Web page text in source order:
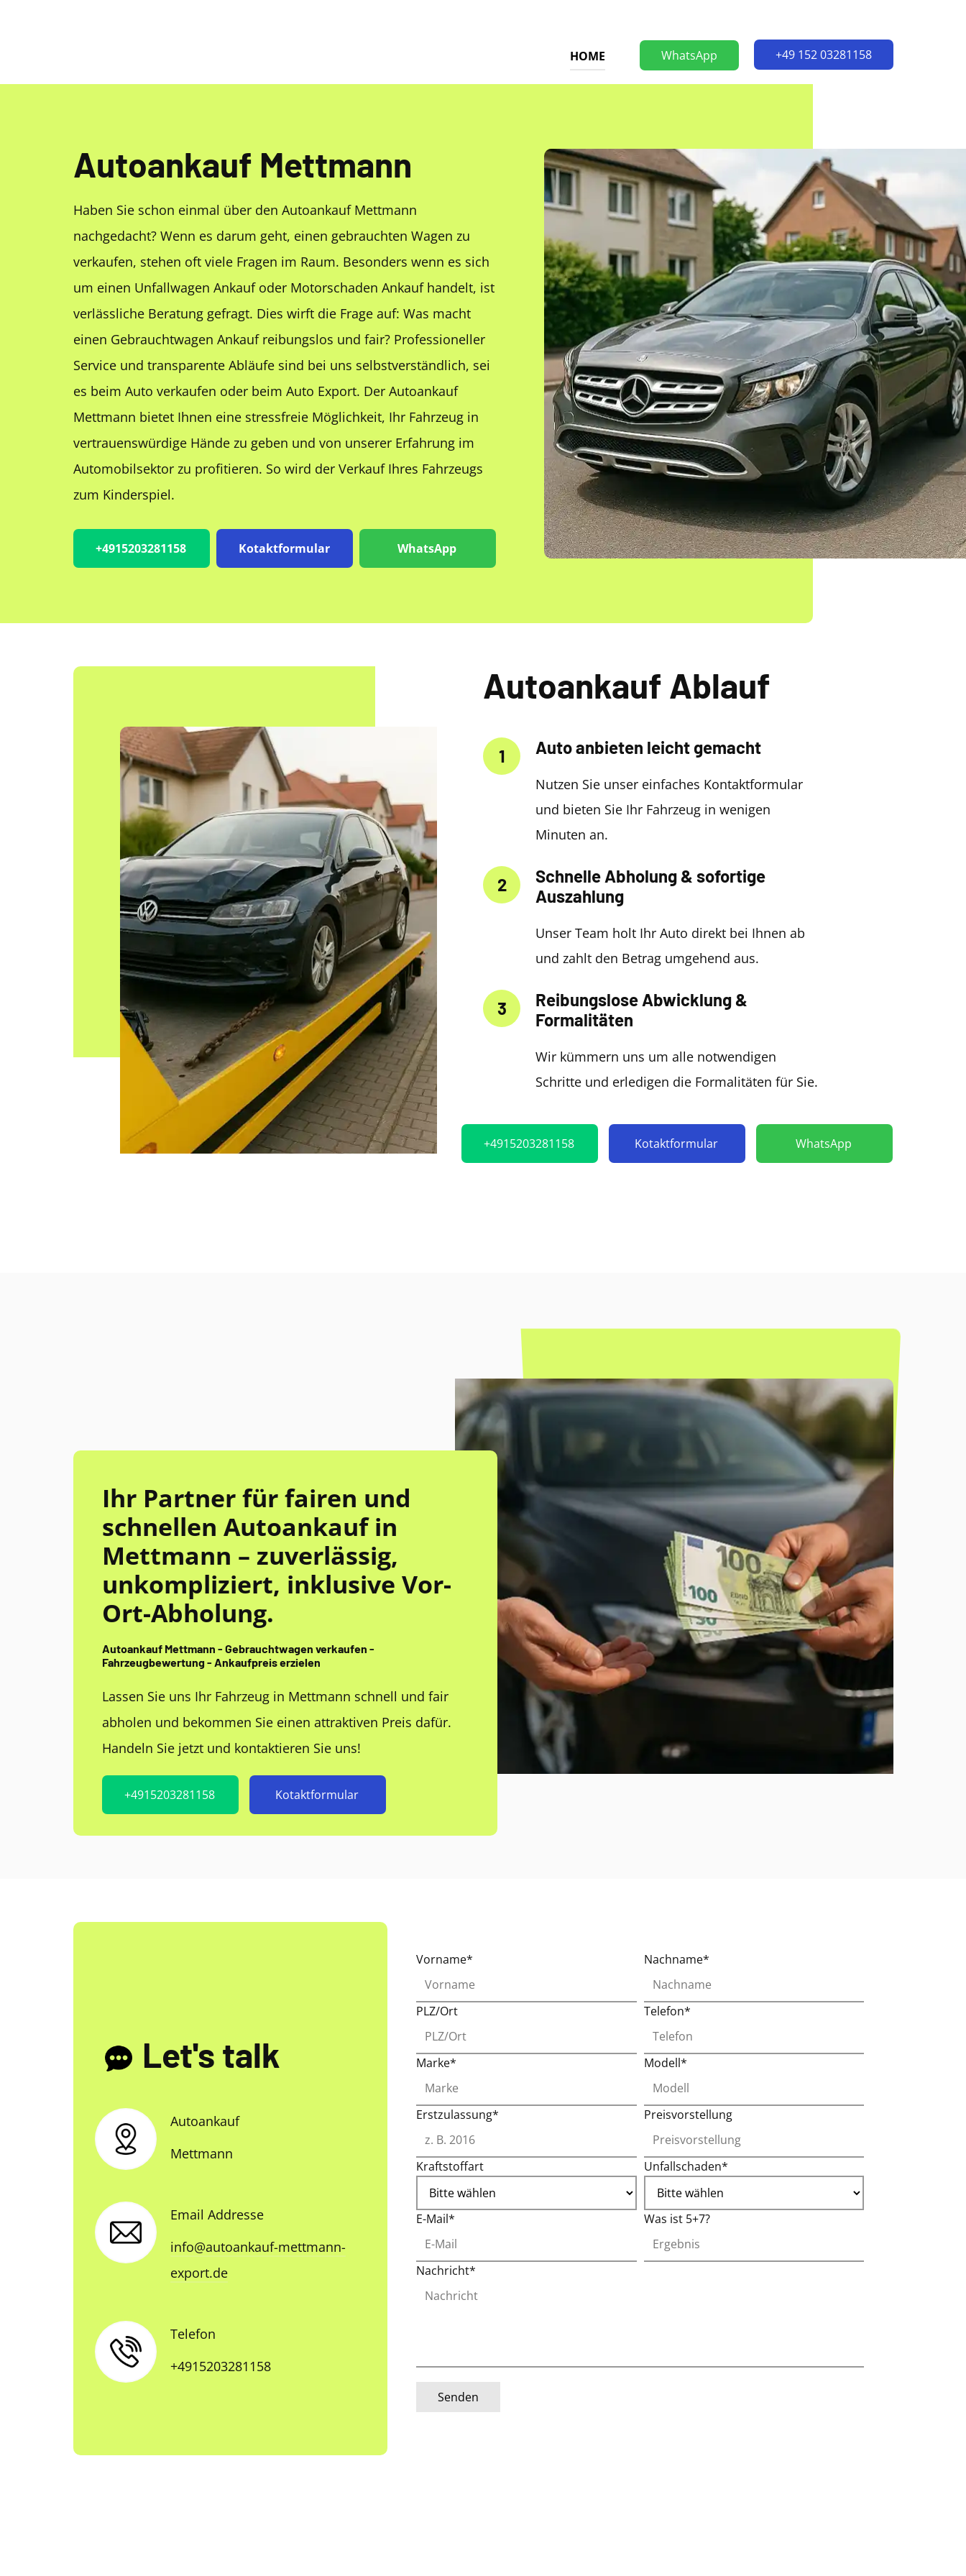
HOME WhatsApp +49 152 03281158
Autoankauf Mettmann
Haben Sie schon einmal über den Autoankauf Mettmann
nachgedacht? Wenn es darum geht, einen gebrauchten Wagen zu
verkaufen, stehen oft viele Fragen im Raum. Besonders wenn es sich
um einen Unfallwagen Ankauf oder Motorschaden Ankauf handelt, ist
verlässliche Beratung gefragt. Dies wirft die Frage auf: Was macht
einen Gebrauchtwagen Ankauf reibungslos und fair? Professioneller
Service und transparente Abläufe sind bei uns selbstverständlich, sei
es beim Auto verkaufen oder beim Auto Export. Der Autoankauf
Mettmann bietet Ihnen eine stressfreie Möglichkeit, Ihr Fahrzeug in
vertrauenswürdige Hände zu geben und von unserer Erfahrung im
Automobilsektor zu profitieren. So wird der Verkauf Ihres Fahrzeugs
zum Kinderspiel.
+4915203281158 Kotaktformular WhatsApp
Autoankauf Ablauf
1 Auto anbieten leicht gemacht
Nutzen Sie unser einfaches Kontaktformular
und bieten Sie Ihr Fahrzeug in wenigen
Minuten an.
2
Schnelle Abholung & sofortige
Auszahlung
Unser Team holt Ihr Auto direkt bei Ihnen ab
und zahlt den Betrag umgehend aus.
3
Reibungslose Abwicklung &
Formalitäten
Wir kümmern uns um alle notwendigen
Schritte und erledigen die Formalitäten für Sie.
+4915203281158 Kotaktformular WhatsApp
Ihr Partner für fairen und
schnellen Autoankauf in
Mettmann – zuverlässig,
unkompliziert, inklusive Vor-
Ort-Abholung.
Autoankauf Mettmann - Gebrauchtwagen verkaufen -
Fahrzeugbewertung - Ankaufpreis erzielen
Lassen Sie uns Ihr Fahrzeug in Mettmann schnell und fair
abholen und bekommen Sie einen attraktiven Preis dafür.
Handeln Sie jetzt und kontaktieren Sie uns!
+4915203281158 Kotaktformular
Let's talk
Autoankauf
Mettmann
Email Addresse
info@autoankauf-mettmann-
export.de
Telefon
+4915203281158
Vorname* Nachname*
PLZ/Ort Telefon*
Marke* Modell*
Erstzulassung* Preisvorstellung
Kraftstoffart Unfallschaden*
E-Mail* Was ist 5+7?
Nachricht*